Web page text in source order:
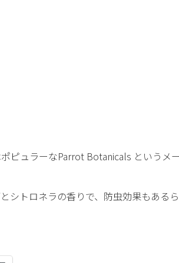
ピュラーなParrot Botanicals というメ
シトロネラの香りで、防虫効果もある